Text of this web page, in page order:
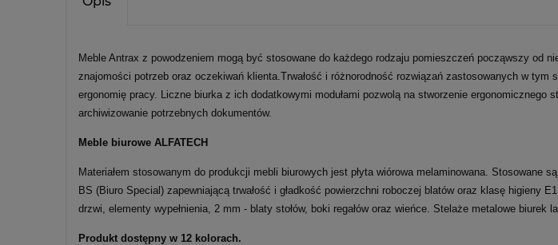
Meble Antrax z powodzeniem mogą być stosowane do każdego rodzaju pomieszczeń począwszy
znajomości potrzeb oraz oczekiwań klienta.Trwałość i różnorodność rozwiązań zastosowanych w
ergonomię pracy. Liczne biurka z ich dodatkowymi modułami pozwolą na stworzenie ergonomicznego
archiwizowanie potrzebnych dokumentów.
Meble biurowe ALFATECH
Materiałem stosowanym do produkcji mebli biurowych jest płyta wiórowa melaminowana. Stosowane
BS (Biuro Special) zapewniającą trwałość i gładkość powierzchni roboczej blatów oraz klasę higieny
drzwi, elementy wypełnienia, 2 mm - blaty stołów, boki regałów oraz wieńce. Stelaże metalowe biurek
Produkt dostępny w 12 kolorach.